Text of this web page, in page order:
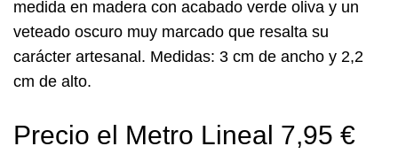
medida en madera con acabado verde oliva y un
veteado oscuro muy marcado que resalta su
carácter artesanal. Medidas: 3 cm de ancho y 2,2
cm de alto.
Precio el Metro Lineal 7,95 €